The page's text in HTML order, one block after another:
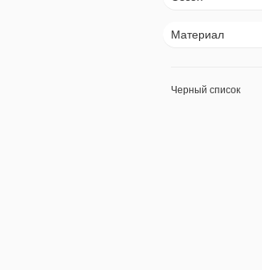
Материал
Черный список